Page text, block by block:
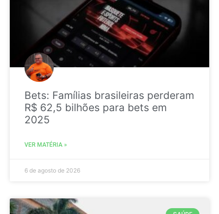
Bets: Famílias brasileiras perderam
R$ 62,5 bilhões para bets em
2025
VER MATÉRIA »
6 de agosto de 2026